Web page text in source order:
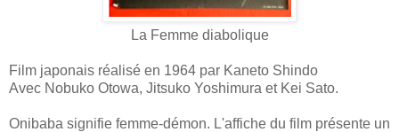
La Femme diabolique
Film japonais réalisé en 1964 par Kaneto Shindo
Avec Nobuko Otowa, Jitsuko Yoshimura et Kei Sato.
Onibaba signifie femme-démon. L'affiche du film présente un